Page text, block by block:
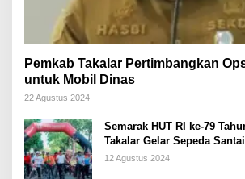
Pemkab Takalar Pertimbangkan
untuk Mobil Dinas
22 Agustus 2024
Semarak HUT RI ke-79
Takalar Gelar Sepeda
12 Agustus 2024